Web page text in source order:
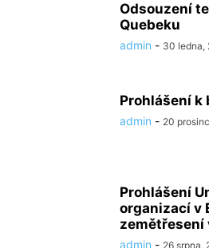
Odsouzení
Quebeku
admin - 30 ledna,
Prohlášení k
admin - 20
Prohlášení
organizací v
zemětřesení
admin - 26 srpna,